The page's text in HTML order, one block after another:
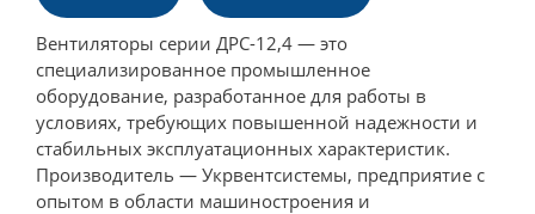
Вентиляторы серии ДРС-12,4 — это
специализированное промышленное
оборудование, разработанное для работы в
условиях, требующих повышенной надежности и
стабильных эксплуатационных характеристик.
Производитель — Укрвентсистемы, предприятие с
опытом в области машиностроения и